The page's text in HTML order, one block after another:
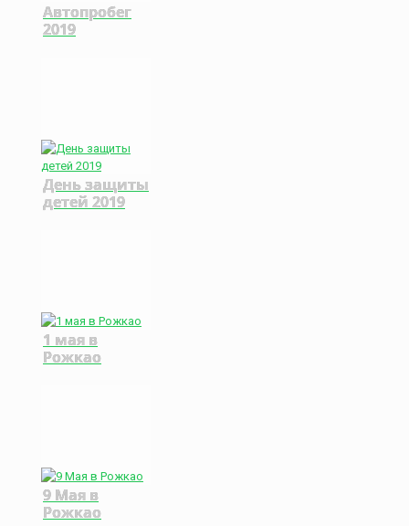
Автопробег
2019
День защиты
детей 2019
1 мая в
Рожкао
9 Мая в
Рожкао